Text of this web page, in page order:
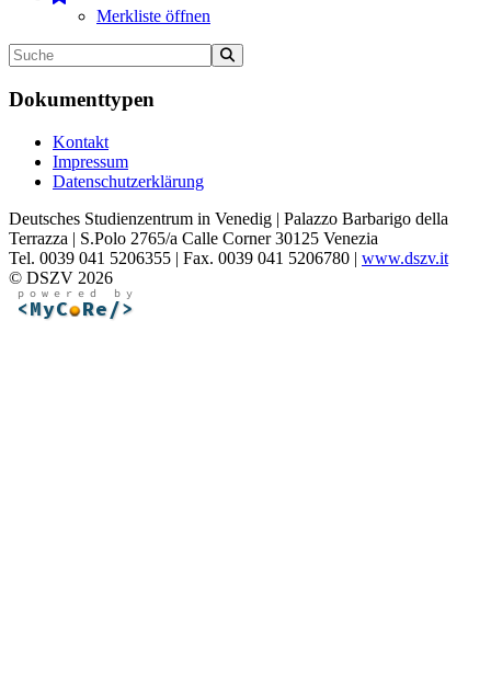
Merkliste öffnen
Dokumenttypen
Kontakt
Impressum
Datenschutzerklärung
Deutsches Studienzentrum in Venedig | Palazzo Barbarigo della
Terrazza | S.Polo 2765/a Calle Corner 30125 Venezia
Tel. 0039 041 5206355 | Fax. 0039 041 5206780 | www.dszv.it
© DSZV 2026